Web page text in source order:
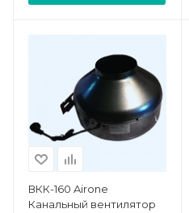
ВКК-160 Airone
Канальный вентилятор